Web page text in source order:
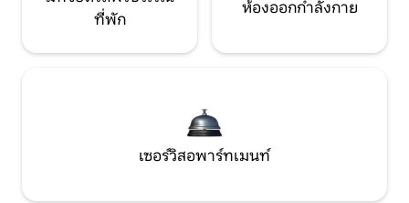
ที่พัก
ห้องออกกำลังกาย
เซอร์วิสอพาร์ทเมนท์